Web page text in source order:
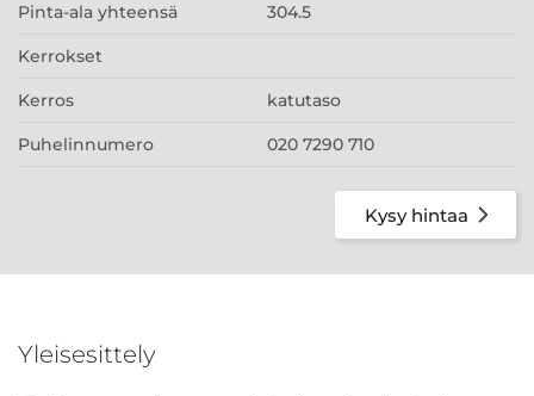
Pinta-ala yhteensä 304.5
Kerrokset
Kerros katutaso
Puhelinnumero 020 7290 710
Kysy hintaa
Yleisesittely